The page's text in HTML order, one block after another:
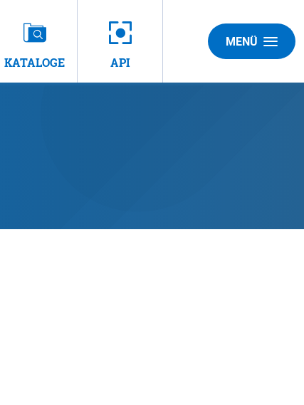
KATALOGE API
MENÜ